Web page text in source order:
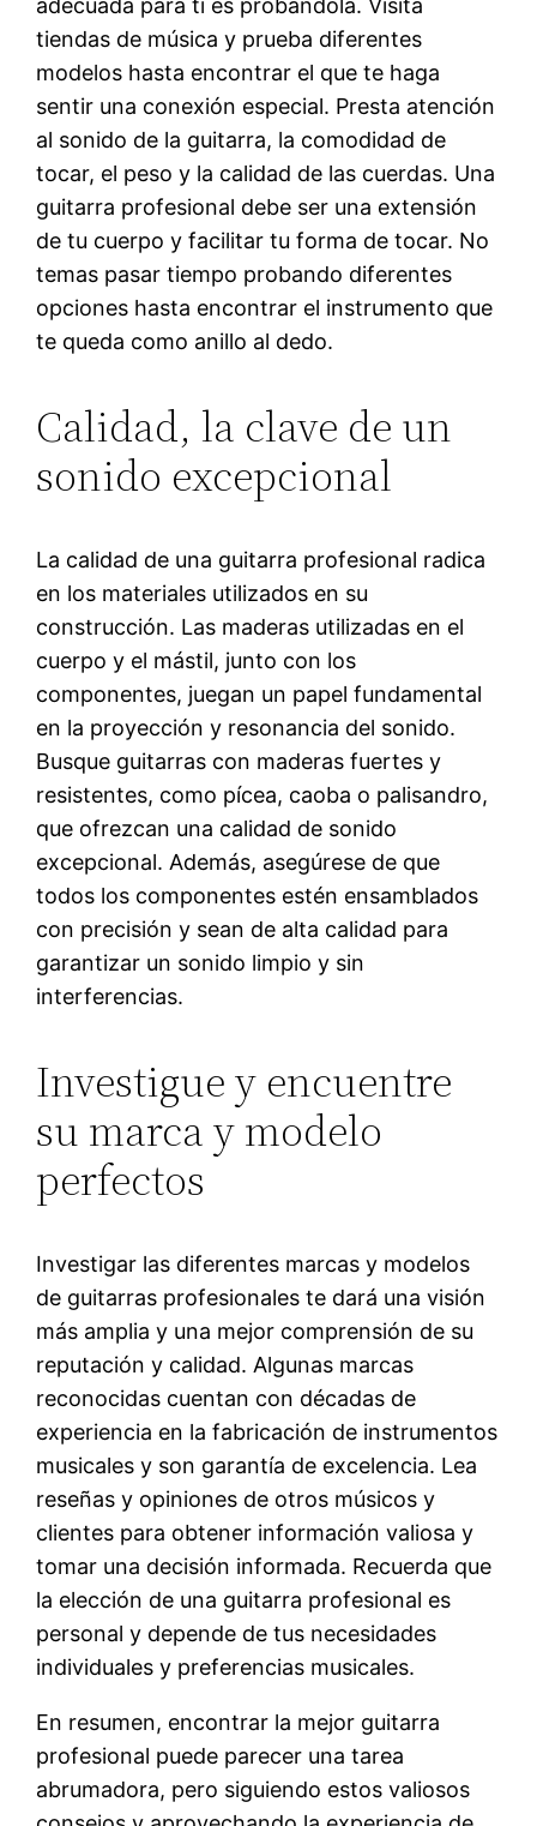
adecuada para ti es probándola. Visita
tiendas de música y prueba diferentes
modelos hasta encontrar el que te haga
sentir una conexión especial. Presta atención
al sonido de la guitarra, la comodidad de
tocar, el peso y la calidad de las cuerdas. Una
guitarra profesional debe ser una extensión
de tu cuerpo y facilitar tu forma de tocar. No
temas pasar tiempo probando diferentes
opciones hasta encontrar el instrumento que
te queda como anillo al dedo.
Calidad, la clave de un
sonido excepcional
La calidad de una guitarra profesional radica
en los materiales utilizados en su
construcción. Las maderas utilizadas en el
cuerpo y el mástil, junto con los
componentes, juegan un papel fundamental
en la proyección y resonancia del sonido.
Busque guitarras con maderas fuertes y
resistentes, como pícea, caoba o palisandro,
que ofrezcan una calidad de sonido
excepcional. Además, asegúrese de que
todos los componentes estén ensamblados
con precisión y sean de alta calidad para
garantizar un sonido limpio y sin
interferencias.
Investigue y encuentre
su marca y modelo
perfectos
Investigar las diferentes marcas y modelos
de guitarras profesionales te dará una visión
más amplia y una mejor comprensión de su
reputación y calidad. Algunas marcas
reconocidas cuentan con décadas de
experiencia en la fabricación de instrumentos
musicales y son garantía de excelencia. Lea
reseñas y opiniones de otros músicos y
clientes para obtener información valiosa y
tomar una decisión informada. Recuerda que
la elección de una guitarra profesional es
personal y depende de tus necesidades
individuales y preferencias musicales.
En resumen, encontrar la mejor guitarra
profesional puede parecer una tarea
abrumadora, pero siguiendo estos valiosos